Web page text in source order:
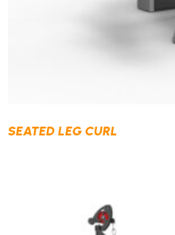
SEATED LEG CURL